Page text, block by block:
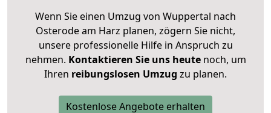
Wenn Sie einen Umzug von Wuppertal nach
Osterode am Harz planen, zögern Sie nicht,
unsere professionelle Hilfe in Anspruch zu
nehmen. Kontaktieren Sie uns heutenoch, um
Ihren reibungslosen Umzug zu planen.
Kostenlose Angebote erhalten